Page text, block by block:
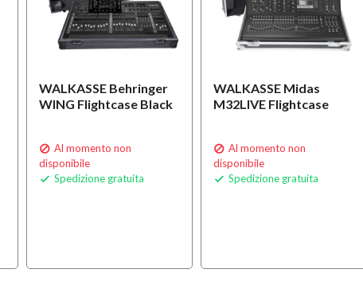
WALKASSE Behringer
WING Flightcase Black
 Al momento non
disponibile
 Spedizione gratuita
WALKASSE Midas
M32LIVE Flightcase
 Al momento non
disponibile
 Spedizione gratuita